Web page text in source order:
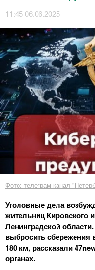
11:45 06.06.2025
Фото: телеграм-канал
Уголовные дела
жительниц Кировского
Ленинградской
выбросить сбережения
180 км, рассказали
органах.